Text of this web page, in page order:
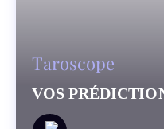
Taroscope
VOS